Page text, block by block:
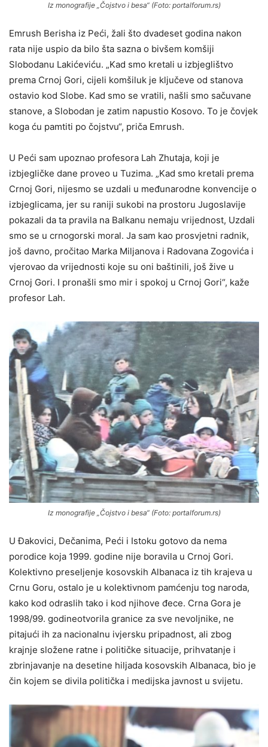
Iz monografije „Čojstvo i besa“ (Foto: portalforum.rs)
Emrush Berisha iz Peći, žali što dvadeset godina nakon
rata nije uspio da bilo šta sazna o bivšem komšiji
Slobodanu Lakićeviću. „Kad smo kretali u izbjeglištvo
prema Crnoj Gori, cijeli komšiluk je ključeve od stanova
ostavio kod Slobe. Kad smo se vratili, našli smo sačuvane
stanove, a Slobodan je zatim napustio Kosovo. To je čovjek
koga ću pamtiti po čojstvu“, priča Emrush.
U Peći sam upoznao profesora Lah Zhutaja, koji je
izbjegličke dane proveo u Tuzima. „Kad smo kretali prema
Crnoj Gori, nijesmo se uzdali u međunarodne konvencije o
izbjeglicama, jer su raniji sukobi na prostoru Jugoslavije
pokazali da ta pravila na Balkanu nemaju vrijednost, Uzdali
smo se u crnogorski moral. Ja sam kao prosvjetni radnik,
još davno, pročitao Marka Miljanova i Radovana Zogovića i
vjerovao da vrijednosti koje su oni baštinili, još žive u
Crnoj Gori. I pronašli smo mir i spokoj u Crnoj Gori“, kaže
profesor Lah.
Iz monografije „Čojstvo i besa“ (Foto: portalforum.rs)
U Đakovici, Dečanima, Peći i Istoku gotovo da nema
porodice koja 1999. godine nije boravila u Crnoj Gori.
Kolektivno preseljenje kosovskih Albanaca iz tih krajeva u
Crnu Goru, ostalo je u kolektivnom pamćenju tog naroda,
kako kod odraslih tako i kod njihove đece. Crna Gora je
1998/99. godineotvorila granice za sve nevoljnike, ne
pitajući ih za nacionalnu ivjersku pripadnost, ali zbog
krajnje složene ratne i političke situacije, prihvatanje i
zbrinjavanje na desetine hiljada kosovskih Albanaca, bio je
čin kojem se divila politička i medijska javnost u svijetu.